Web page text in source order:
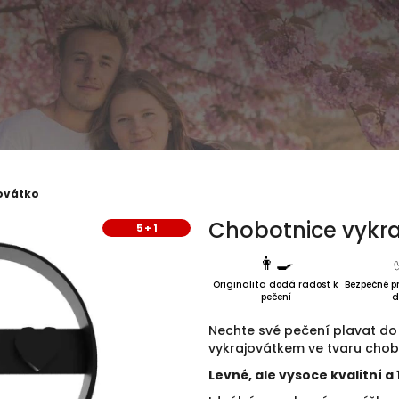
5 + 1 Chobotnice
👩‍🍳
Originalita dodá radost k
pečení
Bezpečné
Nechte své pečení plavat
vykrajovátkem ve tvaru
Levné, ale vysoce kvalitní a